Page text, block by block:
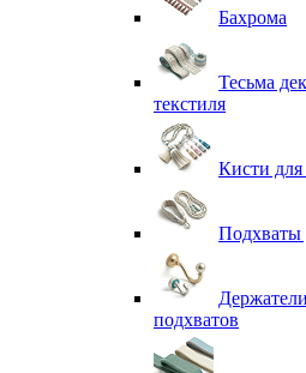
Бахрома
Тесьма
текстиля
Кисти
Подхваты
подхватов